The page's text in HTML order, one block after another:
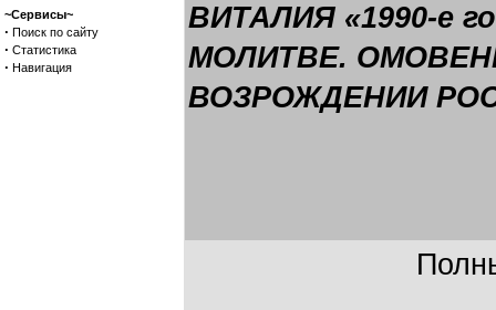
~Сервисы~
· Поиск по сайту
· Статистика
· Навигация
ВИТАЛИЯ «1990-е
МОЛИТВЕ.
ВОЗРОЖДЕНИИ